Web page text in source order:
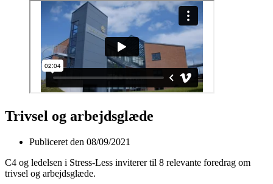
Trivsel og arbejdsglæde
Publiceret den 08/09/2021
C4 og ledelsen i Stress-Less inviterer til 8 relevante foredrag om
trivsel og arbejdsglæde.